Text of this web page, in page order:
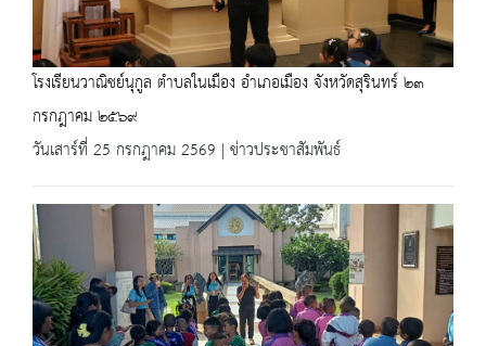
โรงเรียนวาณิชย์นุกูล ตำบลในเมือง อำเภอเมือง จังหวัดสุรินทร์ ๒๓
กรกฎาคม ๒๕๖๙
วันเสาร์ที่ 25 กรกฎาคม 2569 | ข่าวประชาสัมพันธ์